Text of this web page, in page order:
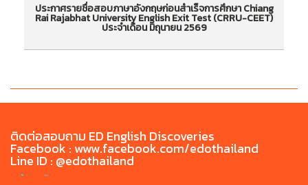
ประกาศรายชื่อสอบภาษาอังกฤษก่อนสำเร็จการศึกษา
Chiang Rai Rajabhat University English Exit
ประกาศรายชื่อสอบภาษาอังกฤษก่อนสำเร็จการศึกษา Chiang
Rai Rajabhat University English Exit Test (CRRU-CEET)
ประจำเดือน มิถุนายน 2569
ติดต่อสอบถาม ED English Discoveries
Facebook : www.facebook.com/edothailand
Line ID : @edothailand